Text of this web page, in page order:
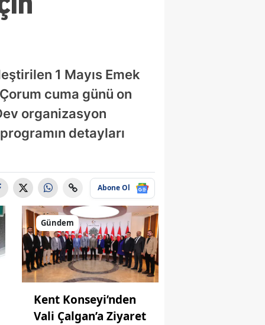
1 Mayıs Emek
cuma günü on
organizasyon
detayları
Abone Ol
Gündem
Kent Konseyi’nden
Vali Çalgan’a Ziyaret